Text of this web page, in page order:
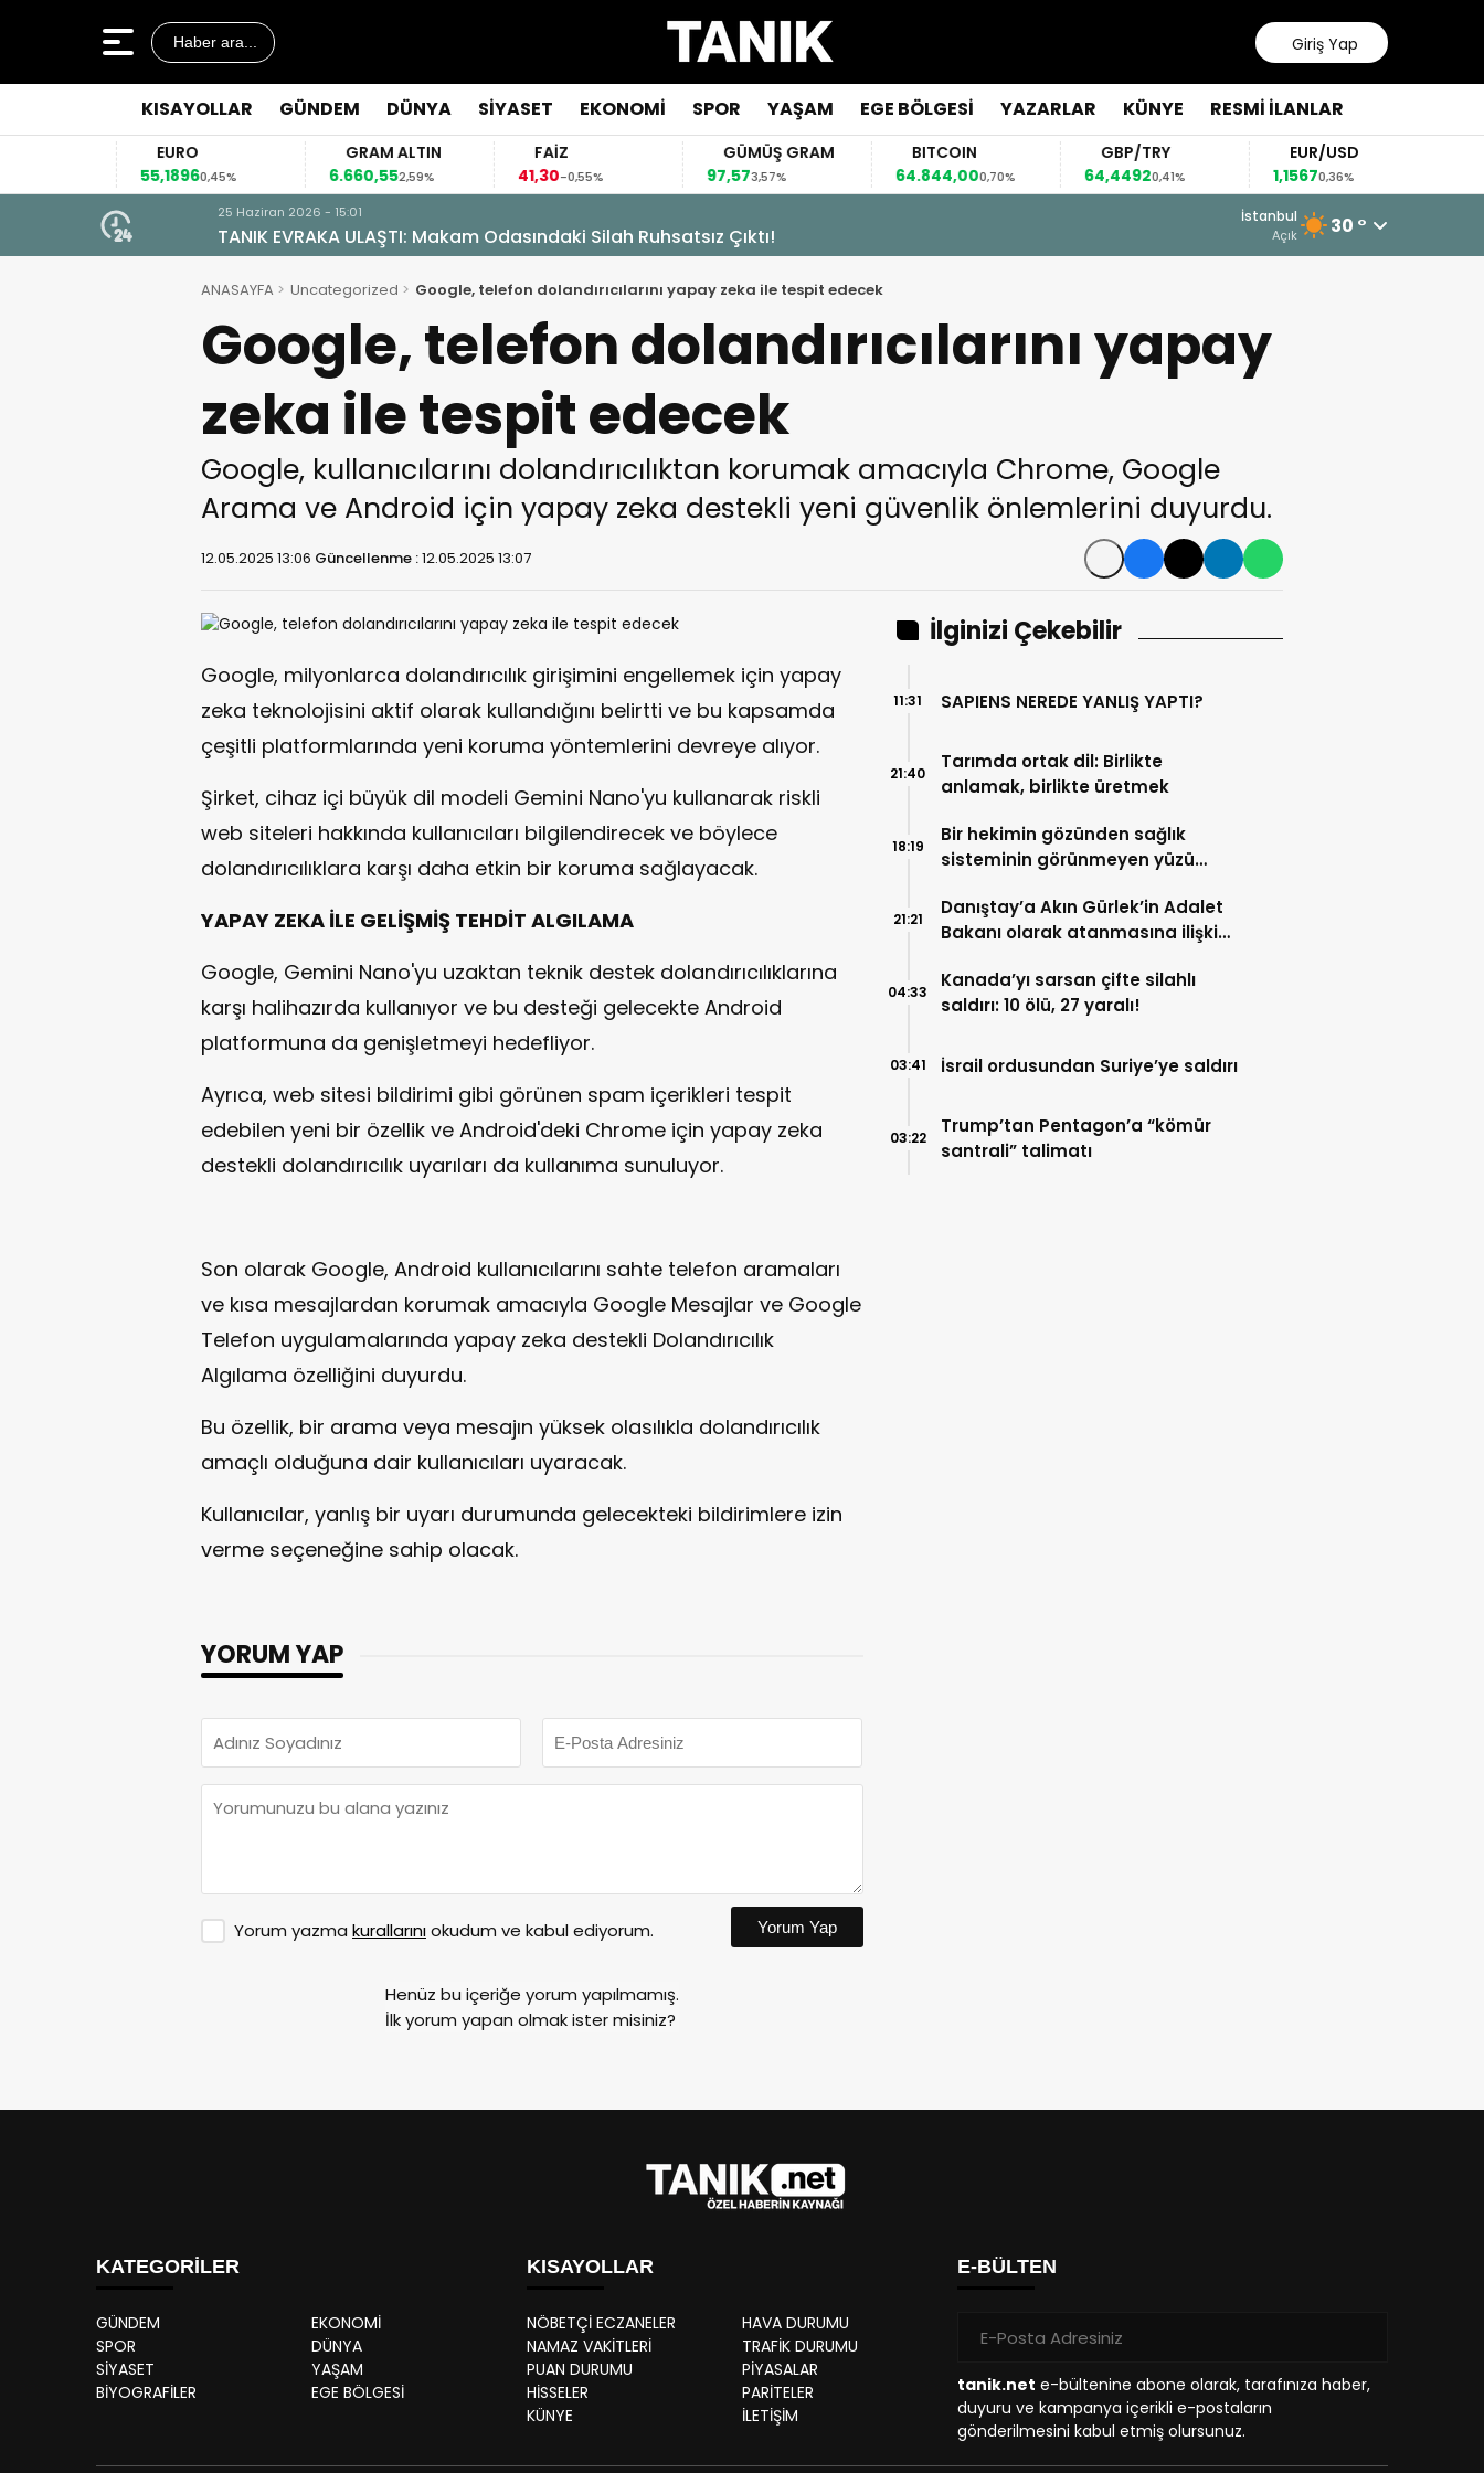
Haber ara... Giriş Yap
KISAYOLLAR GÜNDEM DÜNYA SİYASET EKONOMİ SPOR YAŞAM EGE BÖLGESİ YAZARLAR KÜNYE RESMİ İLANLAR
EURO
55,18960,45%
GRAM ALTIN
6.660,552,59%
FAİZ
41,30-0,55%
GÜMÜŞ GRAM
97,573,57%
BITCOIN
64.844,000,70%
GBP/TRY
64,44920,41%
EUR/USD
1,15670,36%
25 Haziran 2026 - 15:01
TANIK EVRAKA ULAŞTI: Makam Odasındaki Silah Ruhsatsız Çıktı!
İstanbul
Açık 30 °
ANASAYFA Uncategorized Google, telefon dolandırıcılarını yapay zeka ile tespit edecek
Google, telefon dolandırıcılarını yapay
zeka ile tespit edecek
Google, kullanıcılarını dolandırıcılıktan korumak amacıyla Chrome, Google
Arama ve Android için yapay zeka destekli yeni güvenlik önlemlerini duyurdu.
12.05.2025 13:06 Güncellenme :12.05.2025 13:07
Google, milyonlarca dolandırıcılık girişimini engellemek için yapay
zeka teknolojisini aktif olarak kullandığını belirtti ve bu kapsamda
çeşitli platformlarında yeni koruma yöntemlerini devreye alıyor.
Şirket, cihaz içi büyük dil modeli Gemini Nano'yu kullanarak riskli
web siteleri hakkında kullanıcıları bilgilendirecek ve böylece
dolandırıcılıklara karşı daha etkin bir koruma sağlayacak.
YAPAY ZEKA İLE GELİŞMİŞ TEHDİT ALGILAMA
Google, Gemini Nano'yu uzaktan teknik destek dolandırıcılıklarına
karşı halihazırda kullanıyor ve bu desteği gelecekte Android
platformuna da genişletmeyi hedefliyor.
Ayrıca, web sitesi bildirimi gibi görünen spam içerikleri tespit
edebilen yeni bir özellik ve Android'deki Chrome için yapay zeka
destekli dolandırıcılık uyarıları da kullanıma sunuluyor.
Son olarak Google, Android kullanıcılarını sahte telefon aramaları
ve kısa mesajlardan korumak amacıyla Google Mesajlar ve Google
Telefon uygulamalarında yapay zeka destekli Dolandırıcılık
Algılama özelliğini duyurdu.
Bu özellik, bir arama veya mesajın yüksek olasılıkla dolandırıcılık
amaçlı olduğuna dair kullanıcıları uyaracak.
Kullanıcılar, yanlış bir uyarı durumunda gelecekteki bildirimlere izin
verme seçeneğine sahip olacak.
YORUM YAP
Yorum yazma kurallarınıokudum ve kabul ediyorum. Yorum Yap
Henüz bu içeriğe yorum yapılmamış.
İlk yorum yapan olmak ister misiniz?
İlginizi Çekebilir
SAPIENS NEREDE YANLIŞ YAPTI?
11:31
Tarımda ortak dil: Birlikte
anlamak, birlikte üretmek
21:40
Bir hekimin gözünden sağlık
sisteminin görünmeyen yüzü…
18:19
Danıştay’a Akın Gürlek’in Adalet
Bakanı olarak atanmasına ilişkin
21:21
Kanada’yı sarsan çifte silahlı
saldırı: 10 ölü, 27 yaralı!
04:33
İsrail ordusundan Suriye’ye saldırı
03:41
Trump’tan Pentagon’a “kömür
santrali” talimatı
03:22
KATEGORİLER
GÜNDEM
EKONOMİ
SPOR
DÜNYA
SİYASET
YAŞAM
BİYOGRAFİLER
EGE BÖLGESİ
KISAYOLLAR
NÖBETÇİ ECZANELER
HAVA DURUMU
NAMAZ VAKİTLERİ
TRAFİK DURUMU
PUAN DURUMU
PİYASALAR
HİSSELER
PARİTELER
KÜNYE
İLETİŞİM
E-BÜLTEN
tanik.net e-bültenine abone olarak, tarafınıza haber,
duyuru ve kampanya içerikli e-postaların
gönderilmesini kabul etmiş olursunuz.